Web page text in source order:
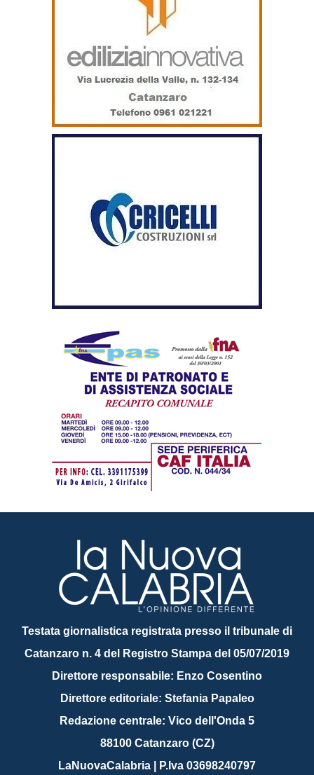
Testata giornalistica registrata presso il tribunale di
Catanzaro n. 4 del Registro Stampa del 05/07/2019
Direttore responsabile: Enzo Cosentino
Direttore editoriale: Stefania Papaleo
Redazione centrale: Vico dell'Onda 5
88100 Catanzaro (CZ)
LaNuovaCalabria | P.Iva 03698240797